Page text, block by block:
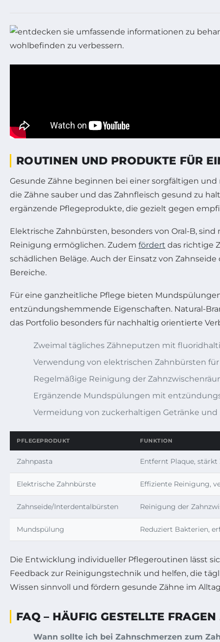
ROUTINEN UND PRODUKTE FÜR
Gesunde Zähne beginnen bei einer sorgfältigen
die Zähne sauber und das Zahnfleisch gesund zu
ergänzende Pflegeprodukte, die gezielt gegen
Elektrische Zahnbürsten, besonders von Oral-B,
Reinigung ermöglichen. Zudem fördert das richtige
schädlichen Beläge. Auch der Einsatz von
Bereiche.
Für eine ganzheitliche Pflege bieten
entzündungshemmende Eigenschaften. Natural-
das Portfolio besonders für nachhaltig orientierte
Zweimal tägliches Zähneputzen mit
Verwendung von elektrischen Zahnbürsten
Regelmäßige Reinigung der
Ergänzende Mundspülungen mit
Vermeidung von zuckerhaltigen Getränke und
PFLEGEPRODUKT FUNKTION
Zahnpasta Entfernt Plaque, stärkt
Elektrische Zahnbürste Effiziente Reinigung,
Zahnseide/Interdentalbürsten Reinigung der
Mundspülung Reduziert Bakterien,
Die Entwicklung individueller Pflegeroutinen lässt
Feedback zur Reinigungstechnik und helfen, die
Wissen sinnvoll und fördern gesunde Zähne im
FAQ – HÄUFIG GESTELLTE
Wann sollte ich bei Zahnschmerzen zum